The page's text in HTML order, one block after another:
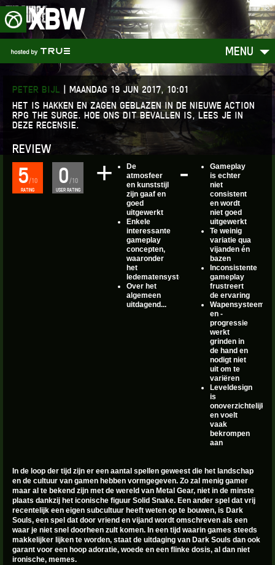
XBW
MENU
PETER BIJL | MAANDAG 19 JUN 2017, 10:01
HET IS HAKKEN EN ZAGEN GEBLAZEN IN DE NIEUWE ACTION
RPG THE SURGE. HOE ONS DIT BEVALLEN IS, LEES JE IN
DEZE RECENSIE.
REVIEW
RATING
5/10
USER RATING
0 /10
De
atmosfeer
en kunststijl
zijn gaaf en
goed
uitgewerkt
Enkele
interessante
gameplay
concepten,
waaronder
het
ledematensysteem
Over het
algemeen
uitdagend...
Gameplay
is echter
niet
consistent
en wordt
niet goed
uitgewerkt
Te weinig
variatie qua
vijanden én
bazen
Inconsistente
gameplay
frustreert
de ervaring
Wapensysteem
en -
progressie
werkt
grinden in
de hand en
nodigt niet
uit om te
variëren
Leveldesign
is
onoverzichtelijk
en voelt
vaak
bekrompen
aan
In de loop der tijd zijn er een aantal spellen geweest die het landschap
en de cultuur van gamen hebben vormgegeven. Zo zal menig gamer
maar al te bekend zijn met de wereld van Metal Gear, niet in de minste
plaats dankzij het iconische figuur Solid Snake. Een ander spel dat vrij
recentelijk een eigen subcultuur heeft weten op te bouwen, is Dark
Souls, een spel dat door vriend en vijand wordt omschreven als een
waar je niet snel doorheen zult komen. In een tijd waarin games steeds
makkelijker lijken te worden, staat de uitdaging van Dark Souls dan ook
garant voor een hoop adoratie, woede en een flinke dosis, al dan niet
ironische, memes.